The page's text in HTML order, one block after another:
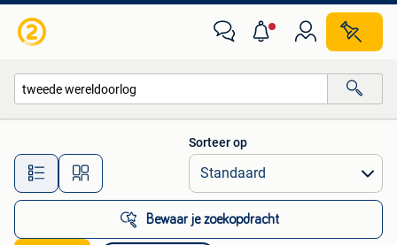
Alle afstanden…
Sorteer op
Bewaar je zoekopdracht